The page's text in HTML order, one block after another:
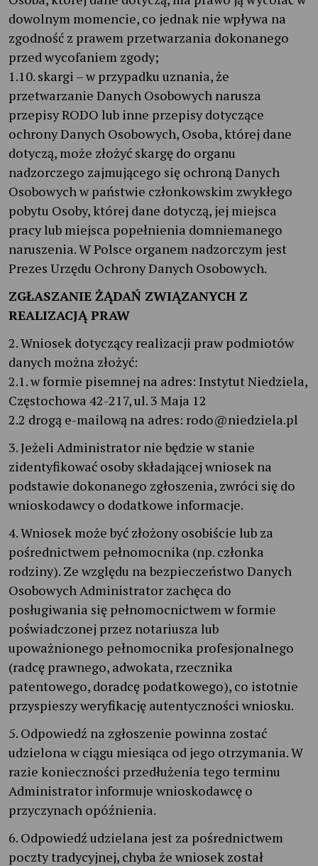
dowolnym momencie, co jednak nie wpływa na
zgodność z prawem przetwarzania dokonanego
przed wycofaniem zgody;
1.10. skargi – w przypadku uznania, że
przetwarzanie Danych Osobowych narusza
przepisy RODO lub inne przepisy dotyczące
ochrony Danych Osobowych, Osoba, której dane
dotyczą, może złożyć skargę do organu
nadzorczego zajmującego się ochroną Danych
Osobowych w państwie członkowskim zwykłego
pobytu Osoby, której dane dotyczą, jej miejsca
pracy lub miejsca popełnienia domniemanego
naruszenia. W Polsce organem nadzorczym jest
Prezes Urzędu Ochrony Danych Osobowych.
ZGŁASZANIE ŻĄDAŃ ZWIĄZANYCH Z
REALIZACJĄ PRAW
2. Wniosek dotyczący realizacji praw podmiotów
danych można złożyć:
2.1. w formie pisemnej na adres: Instytut Niedziela,
Częstochowa 42-217, ul. 3 Maja 12
2.2 drogą e-mailową na adres: rodo@niedziela.pl
3. Jeżeli Administrator nie będzie w stanie
zidentyfikować osoby składającej wniosek na
podstawie dokonanego zgłoszenia, zwróci się do
wnioskodawcy o dodatkowe informacje.
4. Wniosek może być złożony osobiście lub za
pośrednictwem pełnomocnika (np. członka
rodziny). Ze względu na bezpieczeństwo Danych
Osobowych Administrator zachęca do
posługiwania się pełnomocnictwem w formie
poświadczonej przez notariusza lub
upoważnionego pełnomocnika profesjonalnego
(radcę prawnego, adwokata, rzecznika
patentowego, doradcę podatkowego), co istotnie
przyspieszy weryfikację autentyczności wniosku.
5. Odpowiedź na zgłoszenie powinna zostać
udzielona w ciągu miesiąca od jego otrzymania. W
razie konieczności przedłużenia tego terminu
Administrator informuje wnioskodawcę o
przyczynach opóźnienia.
6. Odpowiedź udzielana jest za pośrednictwem
poczty tradycyjnej, chyba że wniosek został